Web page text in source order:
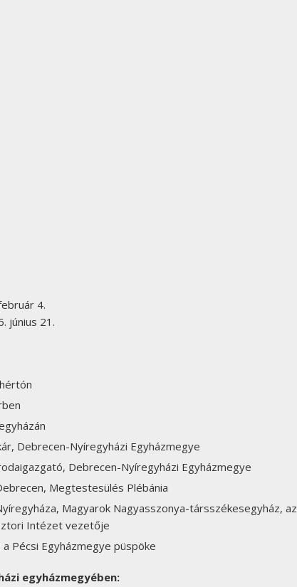
4.
június 21.
Debrecen-Nyíregyházi Egyházmegye
Debrecen-Nyíregyházi Egyházmegye
Megtestesülés Plébánia
Magyarok Nagyasszonya-társszékesegyház, az
Intézet vezetője
Pécsi Egyházmegye püspöke
egyházmegyében: